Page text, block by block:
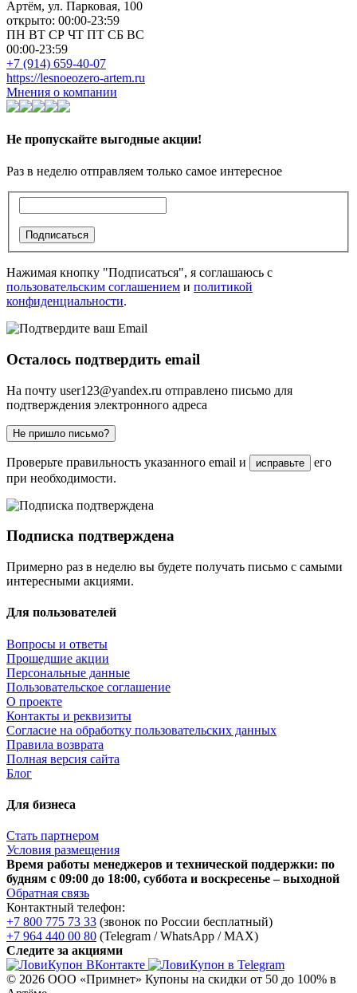
Артём, ул. Парковая, 100
открыто: 00:00-23:59
ПН ВТ СР ЧТ ПТ СБ ВС
00:00-23:59
+7 (914) 659-40-07
https://lesnoeozero-artem.ru
Мнения о компании
Не пропускайте выгодные акции!
Раз в неделю отправляем только самое интересное
Подписаться
Нажимая кнопку "Подписаться", я соглашаюсь с
пользовательским соглашением и политикой
конфиденциальности.
Осталось подтвердить email
На почту user123@yandex.ru отправлено письмо для
подтверждения электронного адреса
Не пришло письмо?
Проверьте правильность указанного email и исправьте
его
при необходимости.
Подписка подтверждена
Примерно раз в неделю вы будете получать письмо с самыми
интересными акциями.
Для пользователей
Вопросы и ответы
Прошедшие акции
Персональные данные
Пользовательское соглашение
О проекте
Контакты и реквизиты
Согласие на обработку пользовательских данных
Правила возврата
Полная версия сайта
Блог
Для бизнеса
Стать партнером
Условия размещения
Время работы менеджеров и технической поддержки: по
будням с 09:00 до 18:00, суббота и воскресенье – выходной
Обратная связь
Контактный телефон:
+7 800 775 73 33 (звонок по России бесплатный)
+7 964 440 00 80 (Telegram / WhatsApp / MAX)
Следите за акциями
© 2026 ООО «Примнет» Купоны на скидки от 50 до 100% в